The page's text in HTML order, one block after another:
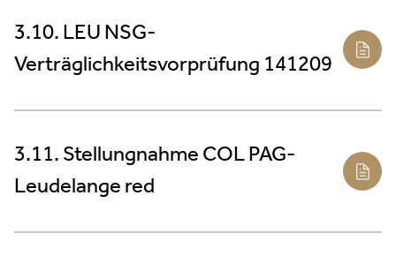
3.10. LEU NSG-
Verträglichkeitsvorprüfung 141209
3.11. Stellungnahme COL PAG-
Leudelange red